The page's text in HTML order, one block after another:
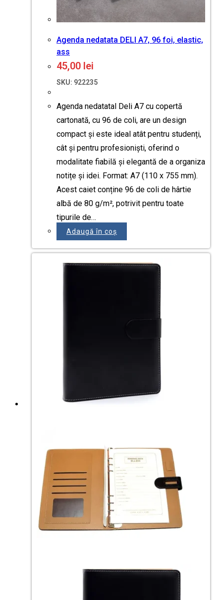
Agenda nedatata DELI A7, 96 foi, elastic,
ass
45,00 lei
SKU: 922235
Agenda nedatatal Deli A7 cu copertă
cartonată, cu 96 de coli, are un design
compact și este ideal atât pentru studenți,
cât și pentru profesioniști, oferind o
modalitate fiabilă și elegantă de a organiza
notițe și idei. Format: A7 (110 x 755 mm).
Acest caiet conține 96 de coli de hârtie
albă de 80 g/m², potrivit pentru toate
tipurile de…
Adaugă în coș